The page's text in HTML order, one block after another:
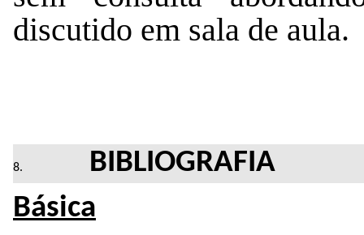
discutido em sala de aula.
BIBLIOGRAFIA
Básica